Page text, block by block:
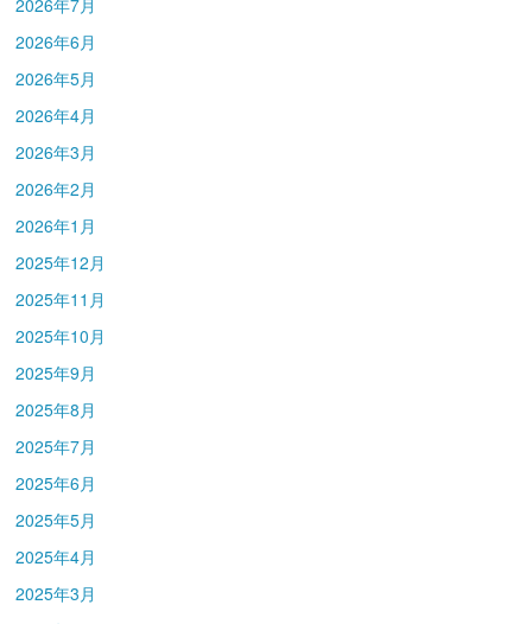
2026年6月
2026年5月
2026年4月
2026年3月
2026年2月
2026年1月
2025年12月
2025年11月
2025年10月
2025年9月
2025年8月
2025年7月
2025年6月
2025年5月
2025年4月
2025年3月